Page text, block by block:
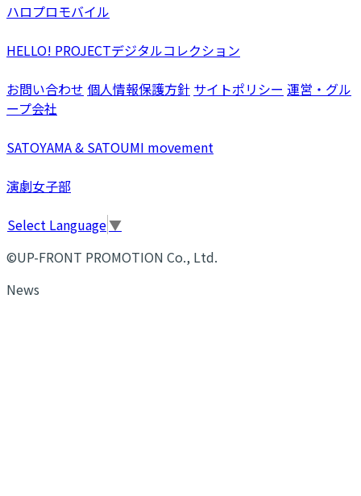
ハロプロモバイル
HELLO! PROJECTデジタルコレクション
お問い合わせ 個人情報保護方針 サイトポリシー 運営・グル
ープ会社
SATOYAMA & SATOUMI movement
演劇女子部
Select Language▼
©UP-FRONT PROMOTION Co., Ltd.
News